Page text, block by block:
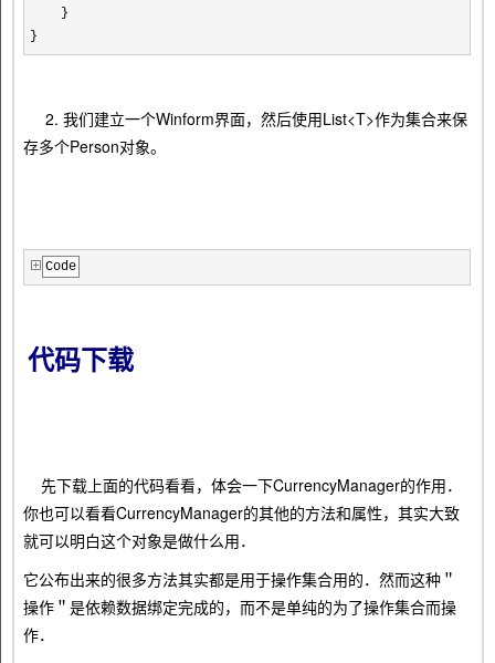
}
}
2. 我们建立一个Winform界面，然后使用List<T>作为集合来保
存多个Person对象。
Code
代码下载
先下载上面的代码看看，体会一下CurrencyManager的作用．
你也可以看看CurrencyManager的其他的方法和属性，其实大致
就可以明白这个对象是做什么用．
它公布出来的很多方法其实都是用于操作集合用的．然而这种＂
操作＂是依赖数据绑定完成的，而不是单纯的为了操作集合而操
作．